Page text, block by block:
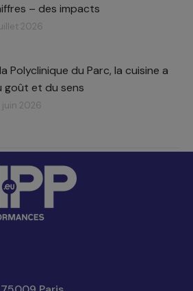
– des impacts​
2026
Polyclinique du Parc, la cuisine a
goût et du sens
juin 2026